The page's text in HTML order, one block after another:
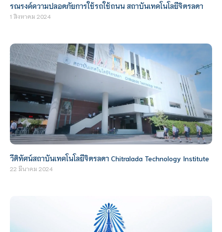
รณรงค์ความปลอดภัยการใช้รถใช้ถนน สถาบันเทคโนโลยีจิตรลดา
1 สิงหาคม 2024
วีดิทัศน์สถาบันเทคโนโลยีจิตรลดา Chitralada Technology Institute
22 มีนาคม 2024